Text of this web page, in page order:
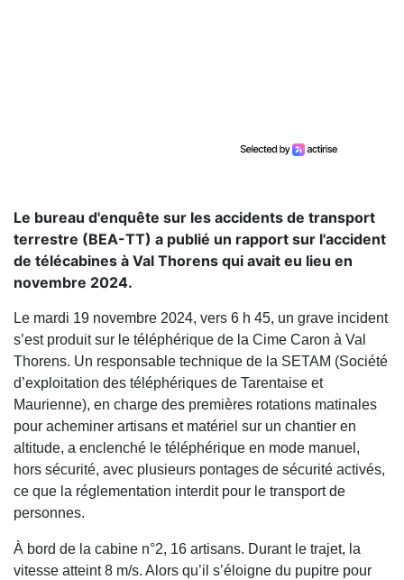
Le bureau d'enquête sur les accidents de transport
terrestre (BEA-TT) a publié un rapport sur l'accident
de télécabines à Val Thorens qui avait eu lieu en
novembre 2024.
Le mardi 19 novembre 2024, vers 6 h 45, un grave incident
s’est produit sur le téléphérique de la Cime Caron à Val
Thorens. Un responsable technique de la SETAM (Société
d’exploitation des téléphériques de Tarentaise et
Maurienne), en charge des premières rotations matinales
pour acheminer artisans et matériel sur un chantier en
altitude, a enclenché le téléphérique en mode manuel,
hors sécurité, avec plusieurs pontages de sécurité activés,
ce que la réglementation interdit pour le transport de
personnes.
À bord de la cabine n°2, 16 artisans. Durant le trajet, la
vitesse atteint 8 m/s. Alors qu’il s’éloigne du pupitre pour